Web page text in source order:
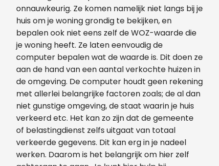
onnauwkeurig. Ze komen namelijk niet langs bij je
huis om je woning grondig te bekijken, en
bepalen ook niet eens zelf de WOZ-waarde die
je woning heeft. Ze laten eenvoudig de
computer bepalen wat de waarde is. Dit doen ze
aan de hand van een aantal verkochte huizen in
de omgeving. De computer houdt geen rekening
met allerlei belangrijke factoren zoals; de al dan
niet gunstige omgeving, de staat waarin je huis
verkeerd etc. Het kan zo zijn dat de gemeente
of belastingdienst zelfs uitgaat van totaal
verkeerde gegevens. Dit kan erg in je nadeel
werken. Daarom is het belangrijk om hier zelf